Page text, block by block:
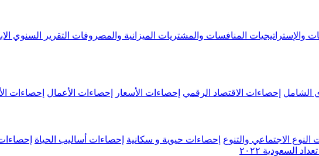
والإستراتيجيات المنافسات والمشتريات الميزانية والمصروفات التقرير السنوي
الشامل إحصاءات الاقتصاد الرقمي إحصاءات الأسعار إحصاءات الأعمال إحصاءات
النوع الاجتماعي والتنوع إحصاءات حيوية و سكانية إحصاءات أساليب الحياة
السعودية ٢٠٢٢